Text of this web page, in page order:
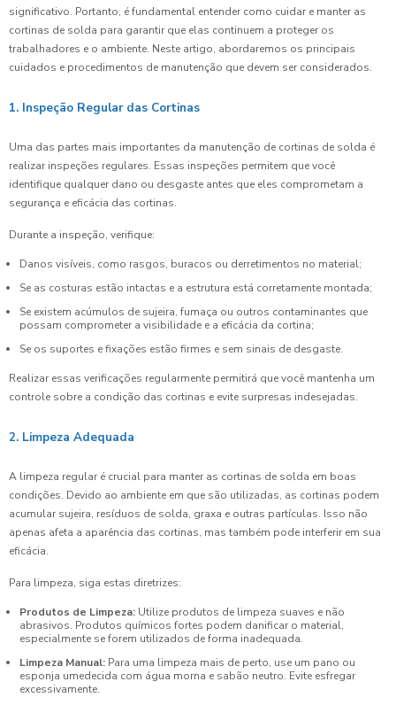
significativo. Portanto, é fundamental entender como cuidar e manter as
cortinas de solda para garantir que elas continuem a proteger os
trabalhadores e o ambiente. Neste artigo, abordaremos os principais
cuidados e procedimentos de manutenção que devem ser considerados.
1. Inspeção Regular das Cortinas
Uma das partes mais importantes da manutenção de cortinas de solda é
realizar inspeções regulares. Essas inspeções permitem que você
identifique qualquer dano ou desgaste antes que eles comprometam a
segurança e eficácia das cortinas.
Durante a inspeção, verifique:
Danos visíveis, como rasgos, buracos ou derretimentos no material;
Se as costuras estão intactas e a estrutura está corretamente montada;
Se existem acúmulos de sujeira, fumaça ou outros contaminantes que
possam comprometer a visibilidade e a eficácia da cortina;
Se os suportes e fixações estão firmes e sem sinais de desgaste.
Realizar essas verificações regularmente permitirá que você mantenha um
controle sobre a condição das cortinas e evite surpresas indesejadas.
2. Limpeza Adequada
A limpeza regular é crucial para manter as cortinas de solda em boas
condições. Devido ao ambiente em que são utilizadas, as cortinas podem
acumular sujeira, resíduos de solda, graxa e outras partículas. Isso não
apenas afeta a aparência das cortinas, mas também pode interferir em sua
eficácia.
Para limpeza, siga estas diretrizes:
Produtos de Limpeza: Utilize produtos de limpeza suaves e não
abrasivos. Produtos químicos fortes podem danificar o material,
especialmente se forem utilizados de forma inadequada.
Limpeza Manual: Para uma limpeza mais de perto, use um pano ou
esponja umedecida com água morna e sabão neutro. Evite esfregar
excessivamente.